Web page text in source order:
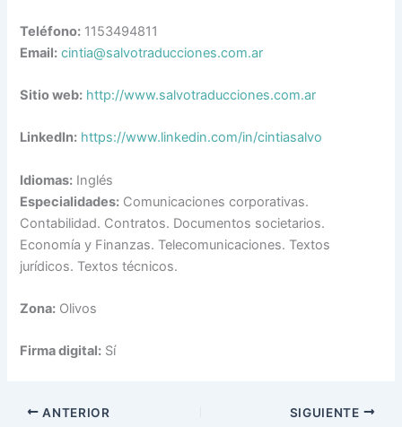
Teléfono: 1153494811
Email: cintia@salvotraducciones.com.ar
Sitio web: http://www.salvotraducciones.com.ar
LinkedIn: https://www.linkedin.com/in/cintiasalvo
Idiomas: Inglés
Especialidades: Comunicaciones corporativas.
Contabilidad. Contratos. Documentos societarios.
Economía y Finanzas. Telecomunicaciones. Textos
jurídicos. Textos técnicos.
Zona: Olivos
Firma digital: Sí
ANTERIOR SIGUIENTE